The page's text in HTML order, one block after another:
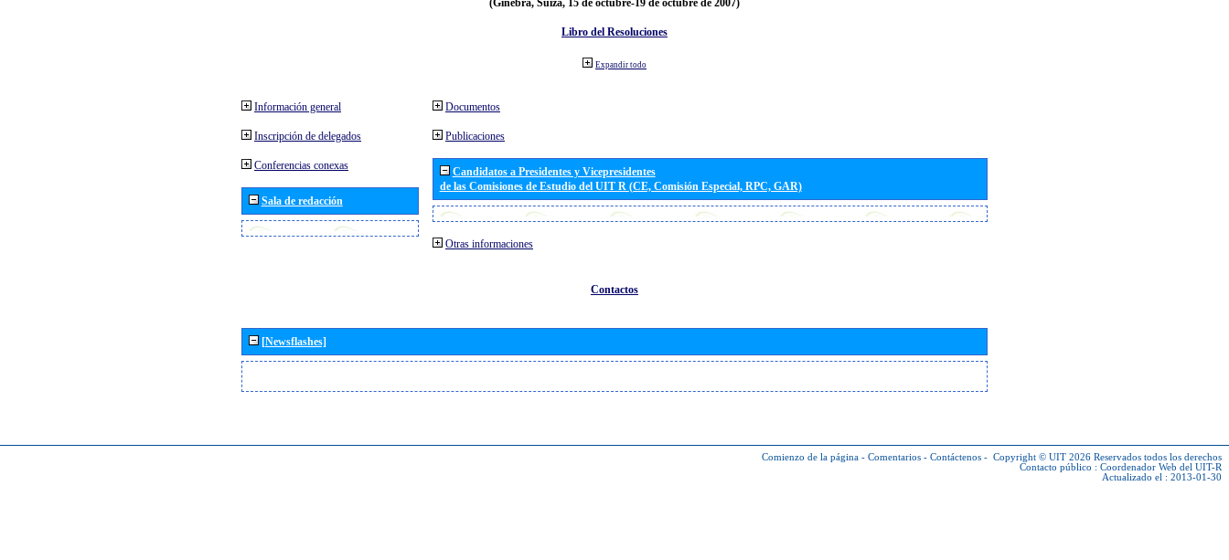
Libro del Resoluciones
Expandir todo
Información general
Inscripción de delegados
Conferencias conexas
Sala de redacción
Documentos
Publicaciones
Candidatos a Presidentes y Vicepresidentes
de las Comisiones de Estudio del UIT R (CE, Comisión Especial, RPC, GAR)
Otras informaciones
Contactos
[Newsflashes]
Comienzo de la página - Comentarios - Contáctenos - Copyright © UIT 2026 Reservados todos los derechos
Contacto público : Coordenador Web del UIT-R
Actualizado el : 2013-01-30